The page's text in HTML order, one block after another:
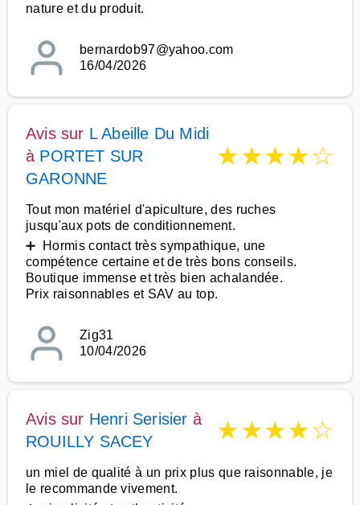
nature et du produit.
bernardob97@yahoo.com
16/04/2026
Avis sur L Abeille Du Midi
à PORTET SUR
GARONNE
★★★★☆
Tout mon matériel d'apiculture, des ruches
jusqu'aux pots de conditionnement.
➕ Hormis contact très sympathique, une
compétence certaine et de très bons conseils.
Boutique immense et très bien achalandée.
Prix raisonnables et SAV au top.
Zig31
10/04/2026
Avis sur Henri Serisier à
ROUILLY SACEY
★★★★☆
un miel de qualité à un prix plus que raisonnable, je
le recommande vivement.